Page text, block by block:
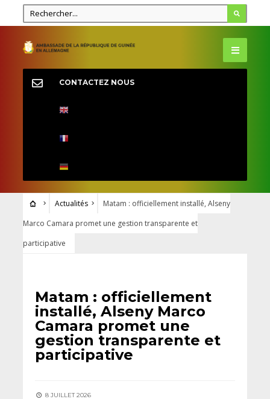
CONTACTEZ NOUS
Actualités
Matam : officiellement installé, Alseny
Marco Camara promet une gestion transparente et
participative
Matam : officiellement
installé, Alseny Marco
Camara promet une
gestion transparente et
participative
8 JUILLET 2026